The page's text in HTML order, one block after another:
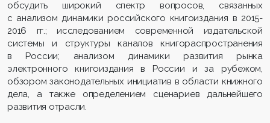
обсудить широкий спектр вопросов, связанных
с анализом динамики российского книгоиздания в 2015-
2016 гг.; исследованием современной издательской
системы и структуры каналов книгораспространения
в России; анализом динамики развития рынка
электронного книгоиздания в России и за рубежом,
обзором законодательных инициатив в области книжного
дела, а также определением сценариев дальнейшего
развития отрасли.